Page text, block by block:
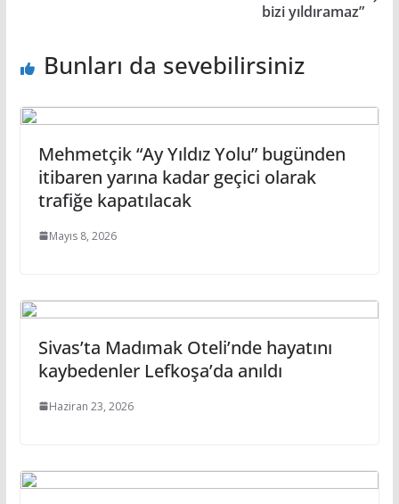
bizi yıldıramaz”
Bunları da sevebilirsiniz
Mehmetçik “Ay Yıldız Yolu” bugünden
itibaren yarına kadar geçici olarak
trafiğe kapatılacak
Mayıs 8, 2026
Sivas’ta Madımak Oteli’nde hayatını
kaybedenler Lefkoşa’da anıldı
Haziran 23, 2026